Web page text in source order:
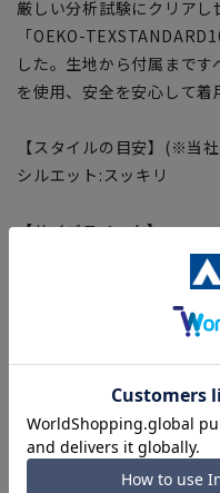
厳しい分析試験にクリア
「OEKO-
した。生地から付属まで
を使用、安全を安心して着
【スタイルの目安】(※当
シルエット:スッキリ
【サイズスペック】
[7号]ネック:35cm バスト
[9号]ネック:36cm バスト
[11号]ネック:37cm バス
肩幅:38cm 裄丈:78cm
[13号]ネック:38cm バス
肩幅:38cm 裄丈:79cm
[15号]ネック:39cm バス